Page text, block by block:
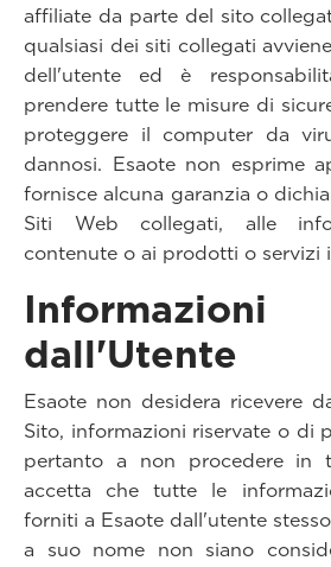
affiliate da parte del sito
qualsiasi dei siti collegati
dell'utente ed è
prendere tutte le misure di
proteggere il computer da
dannosi. Esaote non esprime
fornisce alcuna garanzia o
Siti Web collegati, alle
contenute o ai prodotti o servizi
dall'Utente
Esaote non desidera ricevere
Sito, informazioni riservate o di
pertanto a non procedere in
accetta che tutte le
forniti a Esaote dall'utente
a suo nome non siano